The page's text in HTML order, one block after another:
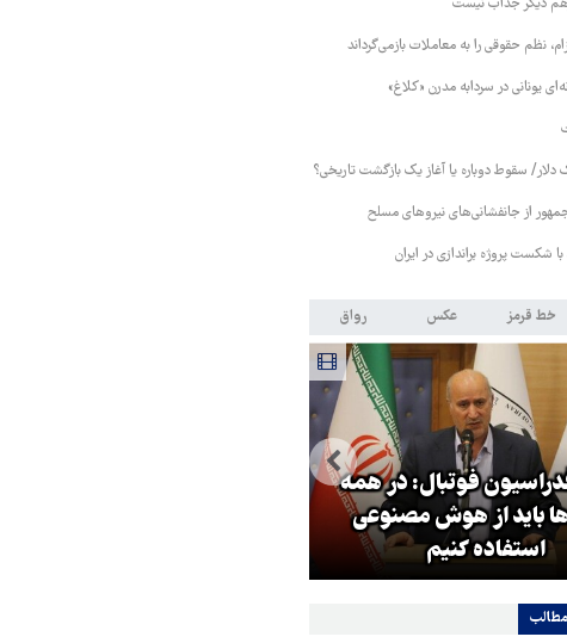
دیگر جذاب نیست
نظم حقوقی را به معاملات بازمی‌گرداند
یونانی در سردابه مدرن «کلاغ»
دلار/ سقوط دوباره یا آغاز یک بازگشت تاریخی؟
از جانفشانی‌های نیروهای مسلح
با شکست پروژه براندازی در ایران
خط قرمز عکس رواق
فوتبال: در همه
باید از هوش مصنوعی
استفاده کنیم
مطالب